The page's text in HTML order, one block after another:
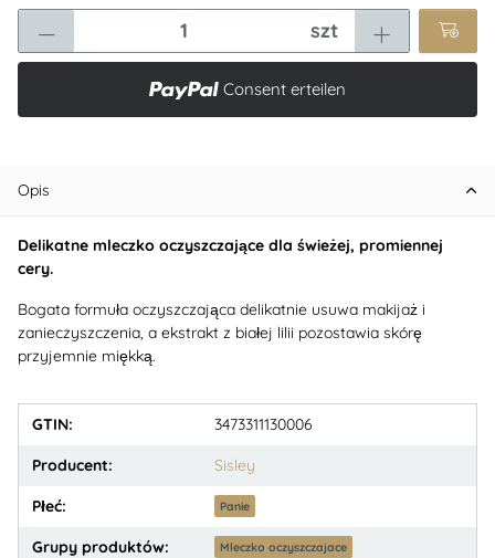
szt
Consent erteilen
Opis
Delikatne mleczko oczyszczające dla świeżej, promiennej
cery.
Bogata formuła oczyszczająca delikatnie usuwa makijaż i
zanieczyszczenia, a ekstrakt z białej lilii pozostawia skórę
przyjemnie miękką.
GTIN: 3473311130006
Producent: Sisley
Płeć: Panie
Grupy produktów: Mleczko oczyszczajace